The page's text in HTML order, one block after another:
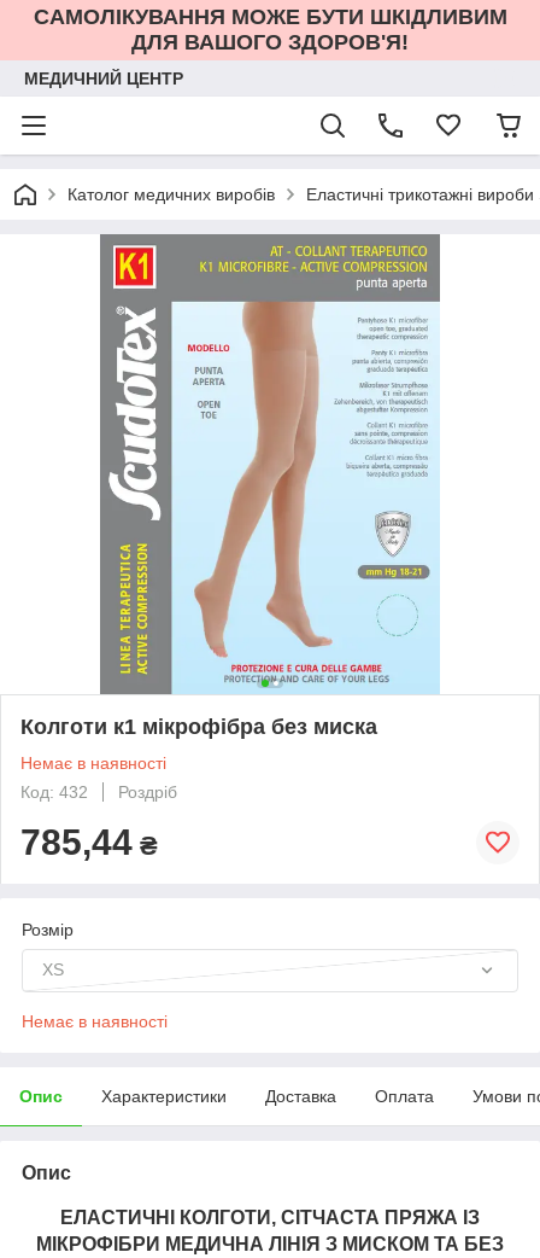
САМОЛІКУВАННЯ МОЖЕ БУТИ ШКІДЛИВИМ
ДЛЯ ВАШОГО ЗДОРОВ'Я!
МЕДИЧНИЙ ЦЕНТР
Католог медичних виробів Еластичні трикотажні
Колготи к1 мікрофібра без миска
Немає в наявності
Код: 432
Роздріб
785,44 ₴
Розмір
XS
Немає в наявності
Опис Характеристики Доставка Оплата Умови
Опис
ЕЛАСТИЧНІ КОЛГОТИ, СІТЧАСТА ПРЯЖА ІЗ
МІКРОФІБРИ МЕДИЧНА ЛІНІЯ З МИСКОМ ТА БЕЗ